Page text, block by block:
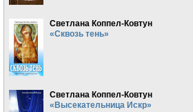
Светлана Коппел-Ковтун
«Сквозь тень»
Светлана Коппел-Ковтун
«Высекательница Искр»